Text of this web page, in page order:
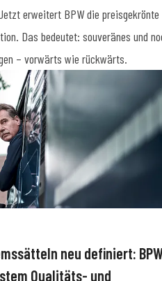
erweitert BPW die preisgekrönte
Das bedeutet: souveränes und
– vorwärts wie rückwärts.
neu definiert:
Qualitäts- und